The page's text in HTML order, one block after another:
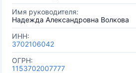
Имя руководителя:
Надежда Александровна Волкова
ИНН:
3702106042
ОГРН:
1153702007777